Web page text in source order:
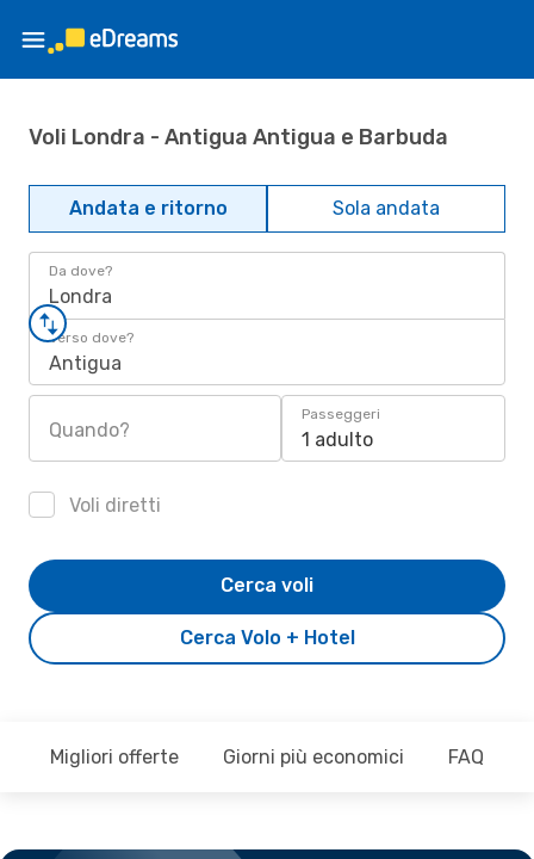
Voli Londra - Antigua Antigua e Barbuda
Andata e ritorno Sola andata
Da dove?
Londra
Verso dove?
Antigua
Quando?
Passeggeri
1 adulto
Voli diretti
Cerca Volo + Hotel
Cerca voli
Migliori offerte Giorni più economici FAQ